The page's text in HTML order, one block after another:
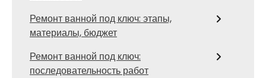
Ремонт ванной под ключ: этапы,
материалы, бюджет
Ремонт ванной под ключ:
последовательность работ